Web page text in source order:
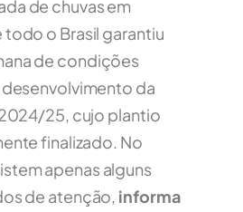
de chuvas em
o Brasil garantiu
de condições
da
25, cujo plantio
finalizado. No
apenas alguns
de atenção, informa